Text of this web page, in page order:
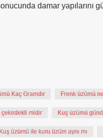
damar yapılarını
Kaç Gramdır Frenk üzümü
çekirdekli midir Kuş üzümü
Kuş üzümü ile kuru üzüm aynı mı